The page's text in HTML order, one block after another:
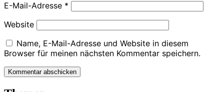
E-Mail-Adresse *
Website
Name, E-Mail-Adresse und Website in diesem
Browser für meinen nächsten Kommentar speichern.
Kommentar abschicken